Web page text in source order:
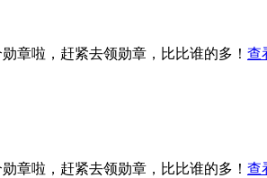
章啦，赶紧去领勋章，比比谁的多！ 查
章啦，赶紧去领勋章，比比谁的多！ 查